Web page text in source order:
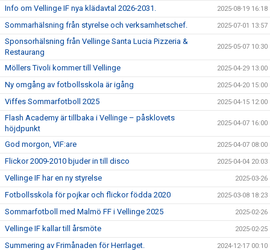
Info om Vellinge IF nya klädavtal 2026-2031. 2025-08-19 16:18
Sommarhälsning från styrelse och verksamhetschef. 2025-07-01 13:57
Sponsorhälsning från Vellinge Santa Lucia Pizzeria &
Restaurang
2025-05-07 10:30
Möllers Tivoli kommer till Vellinge 2025-04-29 13:00
Ny omgång av fotbollsskola är igång 2025-04-20 15:00
Viffes Sommarfotboll 2025 2025-04-15 12:00
Flash Academy är tillbaka i Vellinge – påsklovets
höjdpunkt
2025-04-07 16:00
God morgon, VIF:are 2025-04-07 08:00
Flickor 2009-2010 bjuder in till disco 2025-04-04 20:03
Vellinge IF har en ny styrelse 2025-03-26
Fotbollsskola för pojkar och flickor födda 2020 2025-03-08 18:23
Sommarfotboll med Malmö FF i Vellinge 2025 2025-02-26
Vellinge IF kallar till årsmöte 2025-02-25
Summering av Frimånaden för Herrlaget. 2024-12-17 00:10